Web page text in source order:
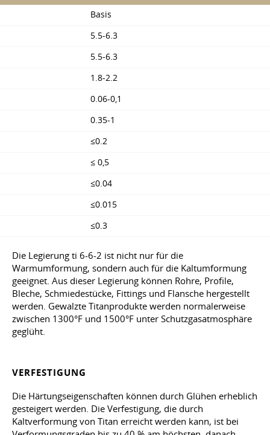
Basis
5.5-6.3
5.5-6.3
1.8-2.2
0.06-0,1
0.35-1
≤0.2
≤ 0,5
≤0.04
≤0.015
≤0.3
Die Legierung ti 6-6-2 ist nicht nur für die
Warmumformung, sondern auch für die Kaltumformung
geeignet. Aus dieser Legierung können Rohre, Profile,
Bleche, Schmiedestücke, Fittings und Flansche hergestellt
werden. Gewalzte Titanprodukte werden normalerweise
zwischen 1300°F und 1500°F unter Schutzgasatmosphäre
geglüht.
VERFESTIGUNG
Die Härtungseigenschaften können durch Glühen erheblich
gesteigert werden. Die Verfestigung, die durch
Kaltverformung von Titan erreicht werden kann, ist bei